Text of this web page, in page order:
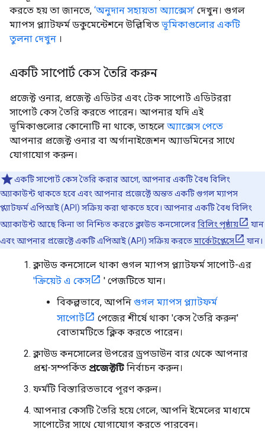
করতে হয় তা জানতে, ‘অনুদান সহায়তা অ্যাক্সেস’ দেখুন। গুগল
ম্যাপস প্ল্যাটফর্ম ডকুমেন্টেশনে উল্লিখিত ভূমিকাগুলোর একটি
তুলনা দেখুন ।
একটি সাপোর্ট কেস তৈরি করুন
প্রজেক্ট ওনার, প্রজেক্ট এডিটর এবং টেক সাপোর্ট এডিটররা
সাপোর্ট কেস তৈরি করতে পারেন। আপনার যদি এই
ভূমিকাগুলোর কোনোটি না থাকে, তাহলে অ্যাক্সেস পেতে
আপনার প্রজেক্ট ওনার বা অর্গানাইজেশন অ্যাডমিনের সাথে
যোগাযোগ করুন।
একটি সাপোর্ট কেস তৈরি করার আগে, আপনার একটি বৈধ বিলিং
অ্যাকাউন্ট থাকতে হবে এবং আপনার প্রজেক্টে অন্তত একটি গুগল ম্যাপস
প্ল্যাটফর্ম এপিআই (API) সক্রিয় করা থাকতে হবে। আপনার একটি বৈধ বিলিং
অ্যাকাউন্ট আছে কিনা তা নিশ্চিত করতে ক্লাউড কনসোলেরবিলিং পৃষ্ঠায়
যান
এবং আপনার প্রজেক্টে একটি এপিআই (API) সক্রিয় করতেমার্কেটপ্লেসে যান।
ক্লাউড কনসোলে থাকা গুগল ম্যাপস প্ল্যাটফর্ম সাপোর্ট-এর
'ক্রিয়েট এ কেস
' পেজটিতে যান।
বিকল্পভাবে, আপনি গুগল ম্যাপস প্ল্যাটফর্ম
সাপোর্ট
পেজের শীর্ষে থাকা 'কেস তৈরি করুন'
বোতামটিতে ক্লিক করতে পারেন।
ক্লাউড কনসোলের উপরের ড্রপডাউন বার থেকে আপনার
প্রশ্ন-সম্পর্কিত প্রজেক্টটি নির্বাচন করুন।
ফর্মটি বিস্তারিতভাবে পূরণ করুন।
আপনার কেসটি তৈরি হয়ে গেলে, আপনি ইমেলের মাধ্যমে
সাপোর্টের সাথে যোগাযোগ করতে পারবেন।